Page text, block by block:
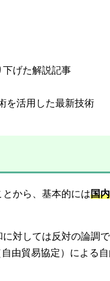
下げた解説記事
を活用した最新技術
から、基本的には国
対しては反対の論調
由貿易協定）による